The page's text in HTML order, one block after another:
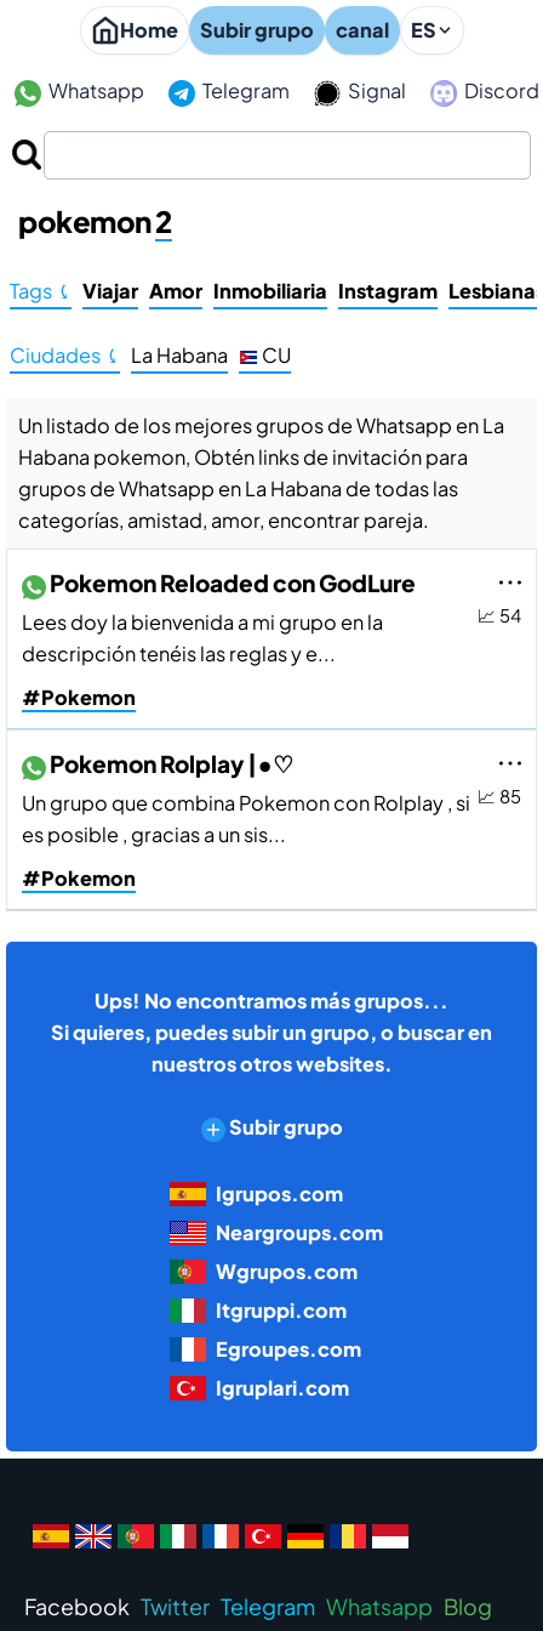
Home Subir grupo canal ES
Whatsapp Telegram Signal Discord
Grupos de Whatsapp en La Habana
pokemon2
Tags ⤹ Viajar Amor Inmobiliaria Instagram
Ciudades ⤹ La Habana CU
Un listado de los mejores grupos de Whatsapp en La
Habana pokemon, Obtén links de invitación para
grupos de Whatsapp en La Habana de todas las
categorías, amistad, amor, encontrar pareja.
📈 54
Pokemon Reloaded con GodLure
Lees doy la bienvenida a mi grupo en la
descripción tenéis las reglas y e...
#Pokemon
📈 85
Pokemon Rolplay |•♡
Un grupo que combina Pokemon con Rolplay , si
es posible , gracias a un sis...
#Pokemon
Ups! No encontramos más grupos...
Si quieres, puedes subir un grupo, o buscar en
nuestros otros websites.
Subir grupo
Igrupos.com
Neargroups.com
Wgrupos.com
Itgruppi.com
Egroupes.com
Igruplari.com
Facebook Twitter Telegram Whatsapp Blog